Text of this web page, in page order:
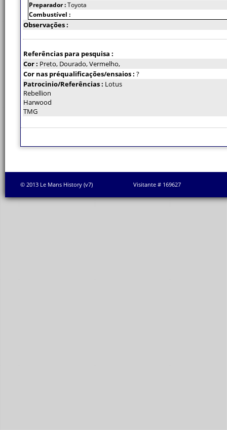
Preparador :Toyota
Combustível :
Observações :
Referências para pesquisa :
Cor : Preto, Dourado, Vermelho,
Cor nas préqualificações/ensaios : ?
Patrocinio/Referências : Lotus
Rebellion
Harwood
TMG
© 2013 Le Mans History (v7) Visitante # 169627